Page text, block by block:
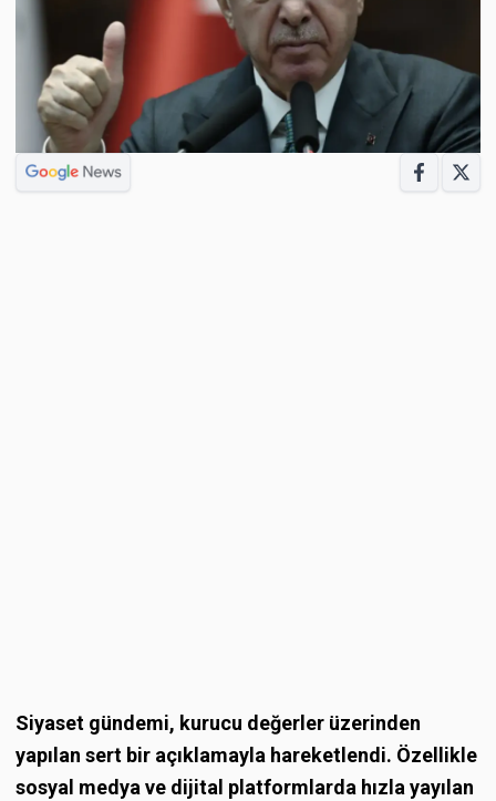
Siyaset gündemi, kurucu değerler üzerinden
yapılan sert bir açıklamayla hareketlendi. Özellikle
sosyal medya ve dijital platformlarda hızla yayılan